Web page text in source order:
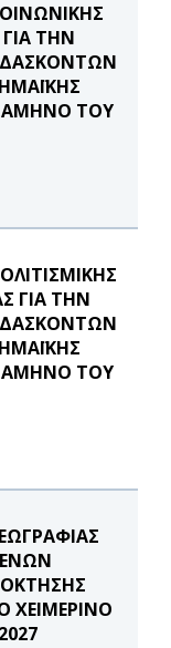
ΤΗΝ
ΤΟΥ
ΓΙΑ ΤΗΝ
ΤΟΥ
ΧΕΙΜΕΡΙΝΟ